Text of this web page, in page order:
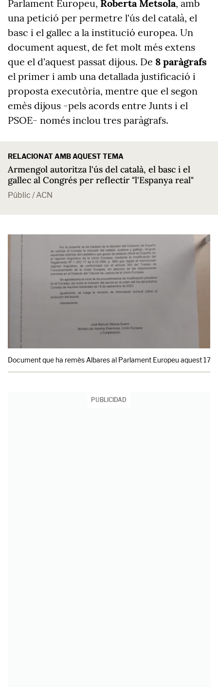
Parlament Europeu, Roberta Metsola, amb
una petició per permetre l'ús del català, el
basc i el gallec a la institució europea. Un
document aquest, de fet molt més extens
que el d'aquest passat dijous. De 8 paràgrafs
el primer i amb una detallada justificació i
proposta executòria, mentre que el segon
emès dijous -pels acords entre Junts i el
PSOE- només inclou tres paràgrafs.
RELACIONAT AMB AQUEST TEMA
Armengol autoritza l'ús del català, el basc i el
gallec al Congrés per reflectir "l'Espanya real"
Públic / ACN
Document que ha remès Albares al Parlament Europeu aquest 17
PUBLICIDAD